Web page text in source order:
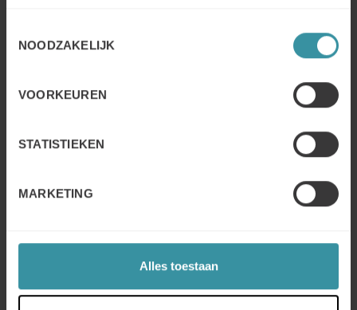
NOODZAKELIJK
VOORKEUREN
STATISTIEKEN
MARKETING
Alles toestaan
doen ervaren tussen een op prijs gebaseerde verkoop en
een op waarde gebaseerde verkoop.
E-mail: mercuri@mercuri.nl